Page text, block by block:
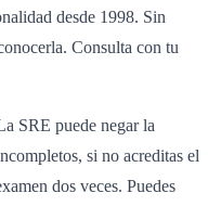
desde 1998. Sin
Consulta con tu
SRE puede negar la
si no acreditas el
dos veces. Puedes